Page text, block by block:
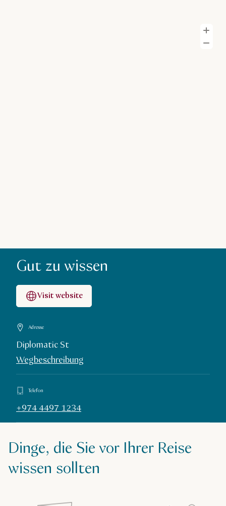
Gut zu wissen
Visit website
Adresse
Diplomatic St
Wegbeschreibung
Telefon
+974 4497 1234
Dinge, die Sie vor Ihrer Reise
wissen sollten